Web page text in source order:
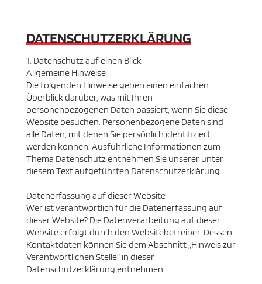
DATENSCHUTZERKLÄRUNG
1. Datenschutz auf einen Blick
Allgemeine Hinweise
Die folgenden Hinweise geben einen einfachen
Überblick darüber, was mit Ihren
personenbezogenen Daten passiert, wenn Sie diese
Website besuchen. Personenbezogene Daten sind
alle Daten, mit denen Sie persönlich identifiziert
werden können. Ausführliche Informationen zum
Thema Datenschutz entnehmen Sie unserer unter
diesem Text aufgeführten Datenschutzerklärung.
Datenerfassung auf dieser Website
Wer ist verantwortlich für die Datenerfassung auf
dieser Website? Die Datenverarbeitung auf dieser
Website erfolgt durch den Websitebetreiber. Dessen
Kontaktdaten können Sie dem Abschnitt „Hinweis zur
Verantwortlichen Stelle“ in dieser
Datenschutzerklärung entnehmen.